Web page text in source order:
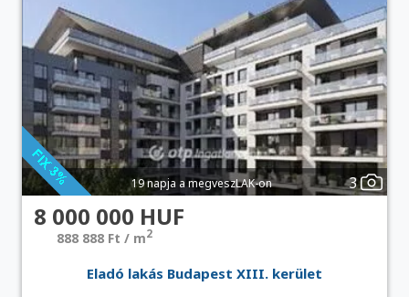
19 napja a megveszLAK-on 3
8 000 000 HUF
888 888 Ft / m2
Eladó lakás Budapest XIII. kerület